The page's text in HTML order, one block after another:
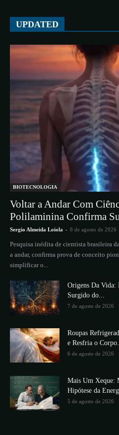
UPDATED
BIOTECNOLOGIA
Voltar a Andar Com
Polilaminina Confirma
Sergio Almeida Loiola - 8 de agosto de 2026
Pesquisa inédita de cientista brasileira
a andar, confirma prova de conceito
simplificar o...
Origens Da Vida:
Surgido do...
7 de agosto de 2026
Roupas
e Resfria o Corpo...
6 de agosto de 2026
Mais Um Xeque:
Hipótese da
5 de agosto de 2026